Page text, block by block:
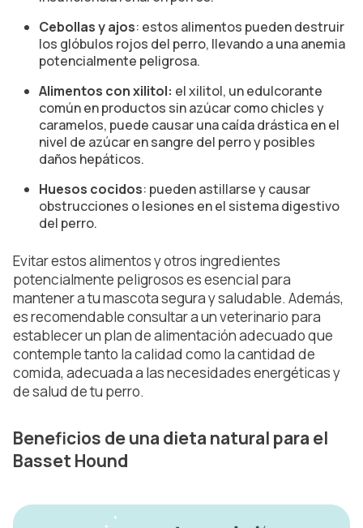
Cebollas y ajos: estos alimentos pueden destruir
los glóbulos rojos del perro, llevando a una anemia
potencialmente peligrosa.
Alimentos con xilitol: el xilitol, un edulcorante
común en productos sin azúcar como chicles y
caramelos, puede causar una caída drástica en el
nivel de azúcar en sangre del perro y posibles
daños hepáticos.
Huesos cocidos: pueden astillarse y causar
obstrucciones o lesiones en el sistema digestivo
del perro.
Evitar estos alimentos y otros ingredientes
potencialmente peligrosos es esencial para
mantener a tu mascota segura y saludable. Además,
es recomendable consultar a un veterinario para
establecer un plan de alimentación adecuado que
contemple tanto la calidad como la cantidad de
comida, adecuada a las necesidades energéticas y
de salud de tu perro.
Beneficios de una dieta natural para el
Basset Hound